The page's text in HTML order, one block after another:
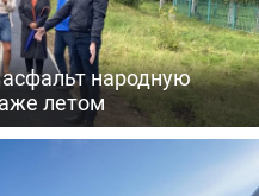
народную
летом